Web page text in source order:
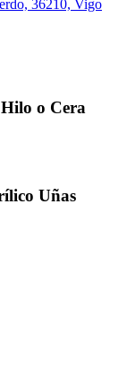
36210, Vigo
o Cera
Uñas